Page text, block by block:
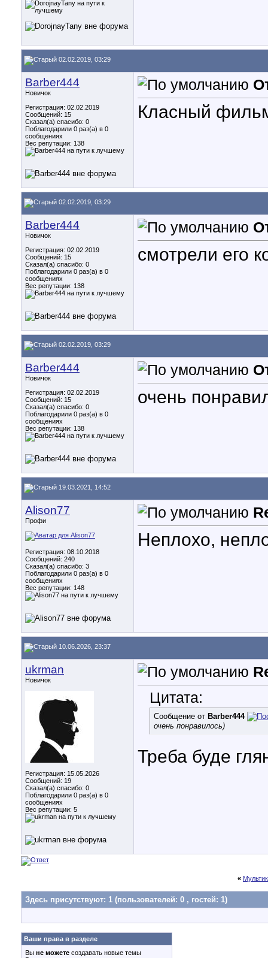
02.02.2019, 03:29
Barber444
Новичок
Регистрация: 02.02.2019
Сообщений: 15
Сказал(а) спасибо: 0
Поблагодарили 0 раз(а) в 0
сообщениях
Вес репутации: 138
Класный
02.02.2019, 03:29
Barber444
Новичок
Регистрация: 02.02.2019
Сообщений: 15
Сказал(а) спасибо: 0
Поблагодарили 0 раз(а) в 0
сообщениях
Вес репутации: 138
смотрели его
02.02.2019, 03:29
Barber444
Новичок
Регистрация: 02.02.2019
Сообщений: 15
Сказал(а) спасибо: 0
Поблагодарили 0 раз(а) в 0
сообщениях
Вес репутации: 138
очень
19.03.2021, 14:52
Alison77
Профи
Регистрация: 08.10.2018
Сообщений: 240
Сказал(а) спасибо: 3
Поблагодарили 0 раз(а) в 0
сообщениях
Вес репутации: 148
Неплохо,
10.06.2026, 23:37
ukrman
Новичок
Регистрация: 15.05.2026
Сообщений: 19
Сказал(а) спасибо: 0
Поблагодарили 0 раз(а) в 0
сообщениях
Вес репутации: 5
Цитата:
Сообщение от Barber444
очень понравилось)
Треба буде
«
Здесь присутствуют: 1 (пользователей: 0 , гостей: 1)
Ваши права в разделе
Вы не можете создавать новые темы